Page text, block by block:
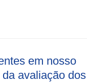
em nosso
avaliação dos